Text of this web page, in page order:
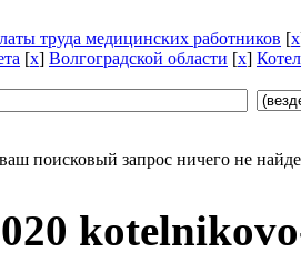
труда медицинских работников [x
[x] Волгоградской области [x]
поисковый запрос ничего не